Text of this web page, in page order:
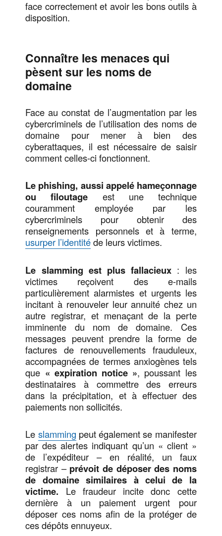
face correctement et avoir les bons outils à
disposition.
Connaître les menaces qui
pèsent sur les noms de
domaine
Face au constat de l’augmentation par les
cybercriminels de l’utilisation des noms de
domaine pour mener à bien des
cyberattaques, il est nécessaire de saisir
comment celles-ci fonctionnent.
Le phishing, aussi appelé hameçonnage
ou filoutage est une technique
couramment employée par les
cybercriminels pour obtenir des
renseignements personnels et à terme,
usurper l’identitéde leurs victimes.
Le slamming est plus fallacieux : les
victimes reçoivent des e-mails
particulièrement alarmistes et urgents les
incitant à renouveler leur annuité chez un
autre registrar, et menaçant de la perte
imminente du nom de domaine. Ces
messages peuvent prendre la forme de
factures de renouvellements frauduleux,
accompagnées de termes anxiogènes tels
que « expiration notice », poussant les
destinataires à commettre des erreurs
dans la précipitation, et à effectuer des
paiements non sollicités.
Le slamming peut également se manifester
par des alertes indiquant qu’un « client »
de l’expéditeur – en réalité, un faux
registrar – prévoit de déposer des noms
de domaine similaires à celui de la
victime. Le fraudeur incite donc cette
dernière à un paiement urgent pour
déposer ces noms afin de la protéger de
ces dépôts ennuyeux.